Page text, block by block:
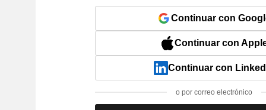
Continuar con
Continuar con
Continuar con
o por correo electrónico